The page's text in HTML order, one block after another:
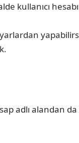
kullanıcı
adlı alandan